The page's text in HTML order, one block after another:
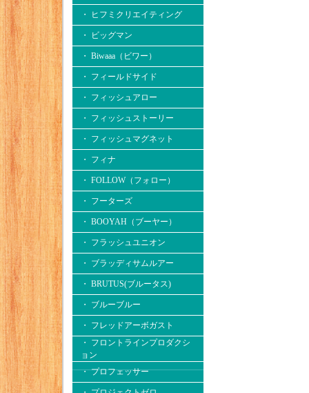
・ ヒフミクリエイティング
・ ビッグマン
・ Biwaaa（ビワー）
・ フィールドサイド
・ フィッシュアロー
・ フィッシュストーリー
・ フィッシュマグネット
・ フィナ
・ FOLLOW（フォロー）
・ フーターズ
・ BOOYAH（ブーヤー）
・ フラッシュユニオン
・ ブラッディサムルアー
・ BRUTUS(ブルータス)
・ ブルーブルー
・ フレッドアーボガスト
・ フロントラインプロダクシ
ョン
・ プロフェッサー